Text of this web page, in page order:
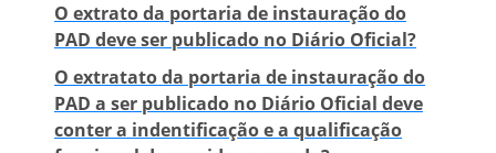
O extrato da portaria de instauração do
PAD deve ser publicado no Diário Oficial?
O extratato da portaria de instauração do
PAD a ser publicado no Diário Oficial deve
conter a indentificação e a qualificação